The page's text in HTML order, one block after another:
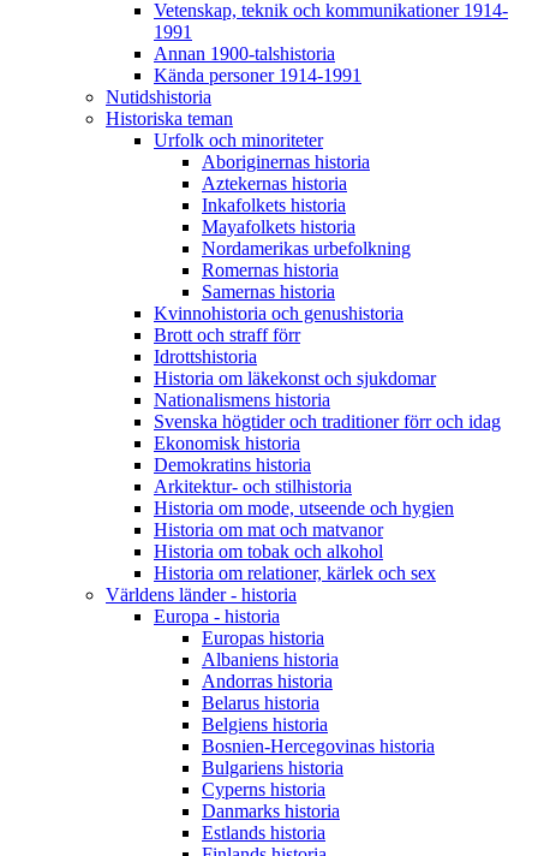
Vetenskap, teknik och kommunikationer 1914-
1991
Annan 1900-talshistoria
Kända personer 1914-1991
Nutidshistoria
Historiska teman
Urfolk och minoriteter
Aboriginernas historia
Aztekernas historia
Inkafolkets historia
Mayafolkets historia
Nordamerikas urbefolkning
Romernas historia
Samernas historia
Kvinnohistoria och genushistoria
Brott och straff förr
Idrottshistoria
Historia om läkekonst och sjukdomar
Nationalismens historia
Svenska högtider och traditioner förr och idag
Ekonomisk historia
Demokratins historia
Arkitektur- och stilhistoria
Historia om mode, utseende och hygien
Historia om mat och matvanor
Historia om tobak och alkohol
Historia om relationer, kärlek och sex
Världens länder - historia
Europa - historia
Europas historia
Albaniens historia
Andorras historia
Belarus historia
Belgiens historia
Bosnien-Hercegovinas historia
Bulgariens historia
Cyperns historia
Danmarks historia
Estlands historia